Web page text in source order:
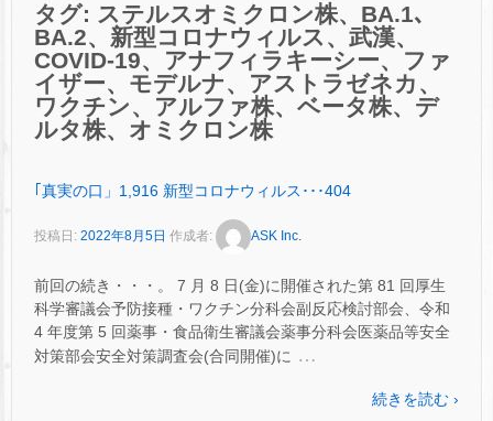
タグ: ステルスオミクロン株、BA.1､
BA.2、新型コロナウィルス、武漢、
COVID-19、アナフィラキーシー、ファ
イザー、モデルナ、アストラゼネカ、
ワクチン、アルファ株、ベータ株、デ
ルタ株、オミクロン株
｢真実の口」1,916 新型コロナウィルス･･･404
投稿日: 2022年8月5日 作成者: ASK Inc.
前回の続き・・・。 7 月 8 日(金)に開催された第 81 回厚生
科学審議会予防接種・ワクチン分科会副反応検討部会、令和
4 年度第 5 回薬事・食品衛生審議会薬事分科会医薬品等安全
対策部会安全対策調査会(合同開催)に …
続きを読む ›